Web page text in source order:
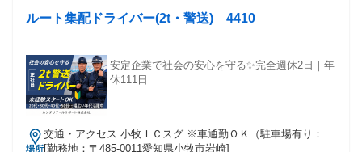
ルート集配ドライバー(2t・警送) 4410
安定企業で社会の安心を守る✨完全週休2日｜年
休111日
場所
交通・アクセス 小牧ＩＣスグ ※車通勤ＯＫ（駐車場有り：無
料）
[勤務地：〒485-0011愛知県小牧市岩崎]